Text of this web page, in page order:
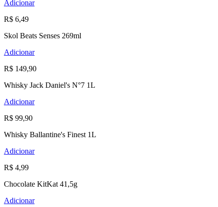
Adicionar
R$ 6,49
Skol Beats Senses 269ml
Adicionar
R$ 149,90
Whisky Jack Daniel's N°7 1L
Adicionar
R$ 99,90
Whisky Ballantine's Finest 1L
Adicionar
R$ 4,99
Chocolate KitKat 41,5g
Adicionar